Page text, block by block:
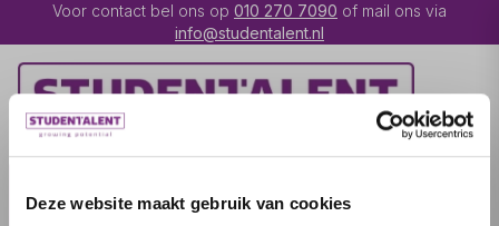
Deze website maakt gebruik van cookies
Voor contact bel ons op 010 270 7090 of mail ons via
info@studentalent.nl
UITZENDKRACHT